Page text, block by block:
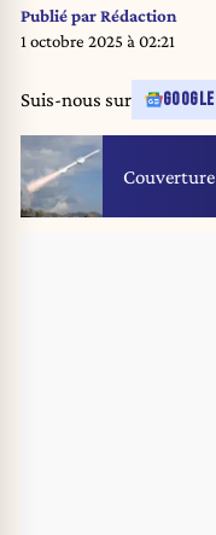
d'information en cette
Publié parRédaction
1 octobre 2025 à 02:21
Suis-nous sur